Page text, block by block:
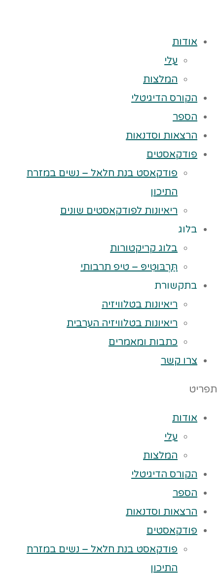
אודות
עלי
המלצות
הקורס הדיגיטלי
הספר
הרצאות וסדנאות
פודקאסטים
פודקאסט בנת חלאל – נשים במזרח
התיכון
ריאיונות לפודקאסטים שונים
בלוג
בלוג קריקטורות
תַּרְבּוּטִיפּ – טיפ תרבותי
בתקשורת
ריאיונות בטלוויזיה
ריאיונות בטלוויזיה הערבית
כתבות ומאמרים
צרו קשר
תפריט
אודות
עלי
המלצות
הקורס הדיגיטלי
הספר
הרצאות וסדנאות
פודקאסטים
פודקאסט בנת חלאל – נשים במזרח
התיכון